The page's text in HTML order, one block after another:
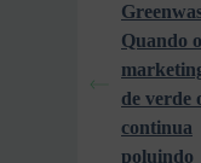
Quando o
de verde
continua
poluindo